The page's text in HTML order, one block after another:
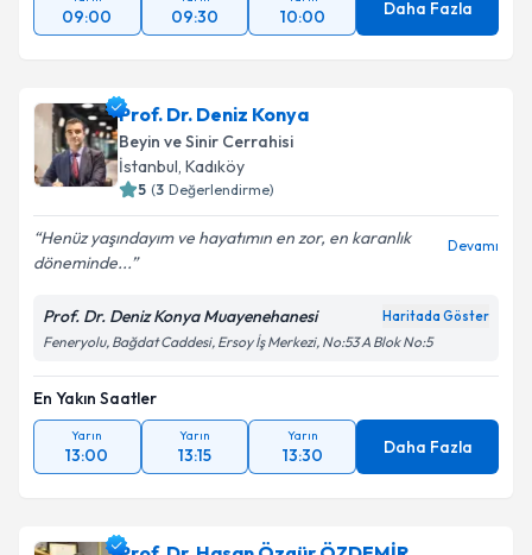
09:00 09:30 10:00 Daha Fazla
Prof. Dr. Deniz Konya
Beyin ve Sinir Cerrahisi
İstanbul, Kadıköy
5 (3 Değerlendirme)
Henüz yaşındayım ve hayatımın en zor, en karanlık
döneminde...
Devamı
Prof. Dr. Deniz Konya Muayenehanesi Haritada Göster
Feneryolu, Bağdat Caddesi, Ersoy İş Merkezi, No:53 A Blok No:5
En Yakın Saatler
Yarın
13:00
Yarın
13:15
Yarın
13:30 Daha Fazla